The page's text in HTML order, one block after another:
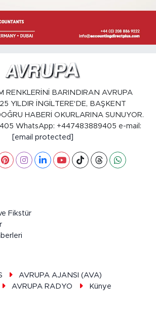
RENKLERİNİ BARINDIRAN AVRUPA
YILDIR İNGİLTERE'DE, BAŞKENT
HABERİ OKURLARINA SUNUYOR.
WhatsApp: +447483889405 e-mail:
[email protected]
Fikstür
AVRUPA AJANSI (AVA)
AVRUPA RADYO Künye